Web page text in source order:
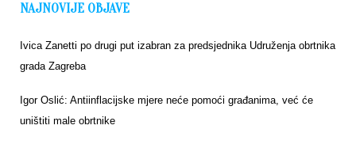
NAJNOVIJE OBJAVE
Ivica Zanetti po drugi put izabran za predsjednika Udruženja obrtnika
grada Zagreba
Igor Oslić: Antiinflacijske mjere neće pomoći građanima, već će
uništiti male obrtnike